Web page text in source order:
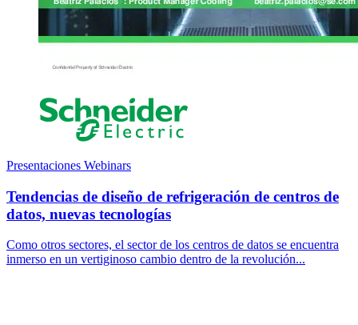
Presentaciones Webinars
Tendencias de diseño de refrigeración de centros de
datos, nuevas tecnologías
Como otros sectores, el sector de los centros de datos se encuentra
inmerso en un vertiginoso cambio dentro de la revolución...